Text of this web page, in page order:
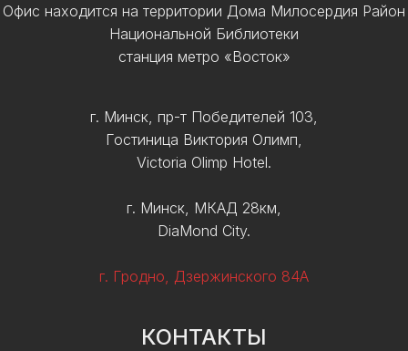
Офис находится на территории Дома Милосердия Район
Национальной Библиотеки
станция метро «Восток»
г. Минск, пр-т Победителей 103,
Гостиница Виктория Олимп,
Victoria Olimp Hotel.
г. Минск, МКАД 28км,
DiaMond City.
г. Гродно, Дзержинского 84А
КОНТАКТЫ